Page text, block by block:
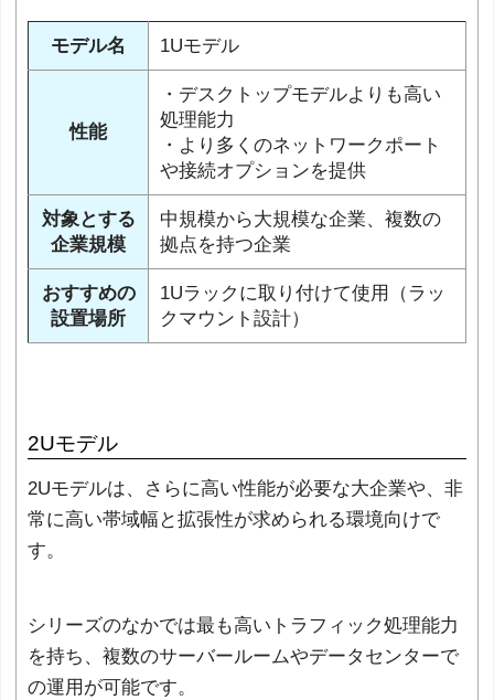
モデル名 1Uモデル
性能
・デスクトップモデルよりも高い
処理能力
・より多くのネットワークポート
や接続オプションを提供
対象とする
企業規模
中規模から大規模な企業、複数の
拠点を持つ企業
おすすめの
設置場所
1Uラックに取り付けて使用（ラッ
クマウント設計）
2Uモデル
2Uモデルは、さらに高い性能が必要な大企業や、非
常に高い帯域幅と拡張性が求められる環境向けで
す。
シリーズのなかでは最も高いトラフィック処理能力
を持ち、複数のサーバールームやデータセンターで
の運用が可能です。